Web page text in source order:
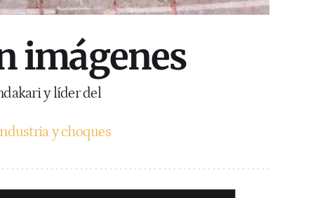
imágenes
y líder del
y choques